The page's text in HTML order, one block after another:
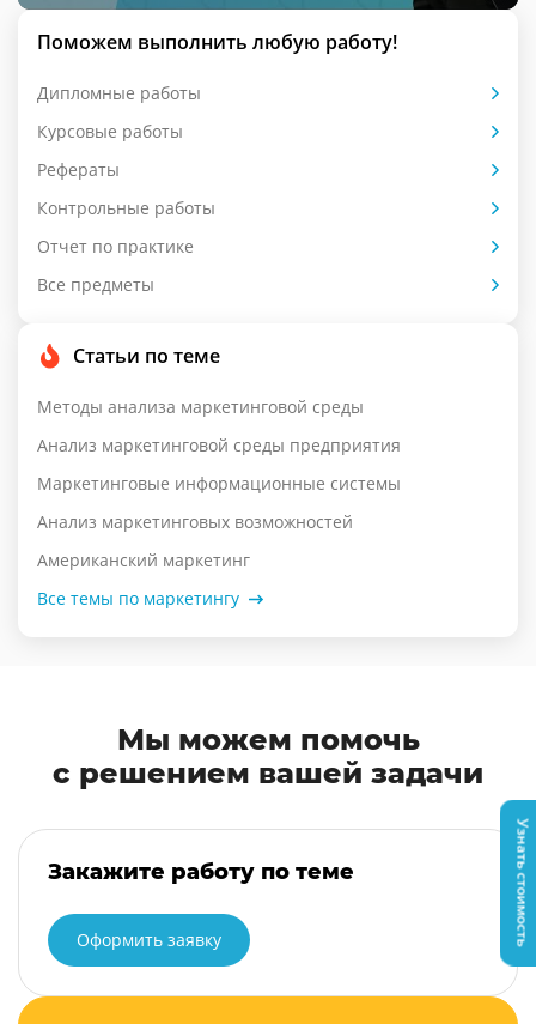
Поможем выполнить любую работу!
Дипломные работы
Курсовые работы
Рефераты
Контрольные работы
Отчет по практике
Все предметы
Статьи по теме
Методы анализа маркетинговой среды
Анализ маркетинговой среды предприятия
Маркетинговые информационные системы
Анализ маркетинговых возможностей
Американский маркетинг
Все темы по маркетингу
Мы можем помочь
с решением вашей задачи
Закажите работу по теме
Оформить заявку Узнать стоимость